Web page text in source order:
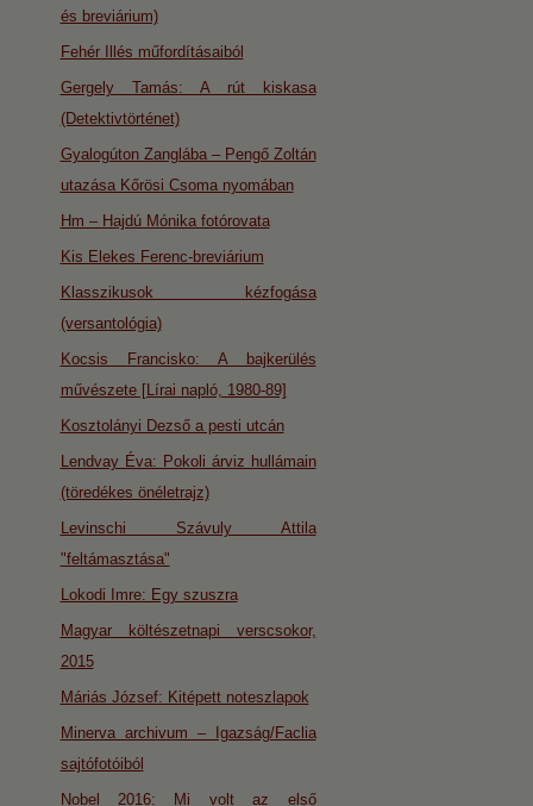
és breviárium)
Fehér Illés műfordításaiból
Gergely Tamás: A rút kiskasa
(Detektivtörténet)
Gyalogúton Zanglába – Pengő Zoltán
utazása Kőrösi Csoma nyomában
Hm – Hajdú Mónika fotórovata
Kis Elekes Ferenc-breviárium
Klasszikusok kézfogása
(versantológia)
Kocsis Francisko: A bajkerülés
művészete [Lírai napló, 1980-89]
Kosztolányi Dezső a pesti utcán
Lendvay Éva: Pokoli árviz hullámain
(töredékes önéletrajz)
Levinschi Szávuly Attila
"feltámasztása"
Lokodi Imre: Egy szuszra
Magyar költészetnapi verscsokor,
2015
Máriás József: Kitépett noteszlapok
Minerva archivum – Igazság/Faclia
sajtófotóiból
Nobel 2016: Mi volt az első